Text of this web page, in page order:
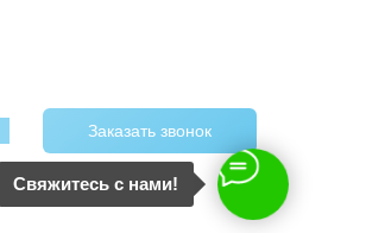
Заказать звонок
Свяжитесь с нами!